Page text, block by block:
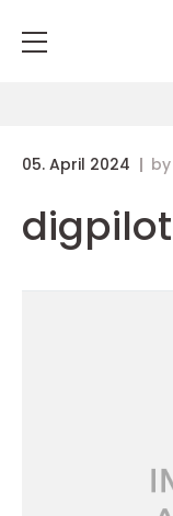
05. April 2024 by
digpilot